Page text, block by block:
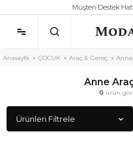
Müşteri Destek
Anasayfa ÇOCUK Araç & Gereç Anne
Anne
0 ürün
Ürünleri Filtrele